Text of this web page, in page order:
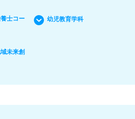
士コー
幼児教育学科
未来創